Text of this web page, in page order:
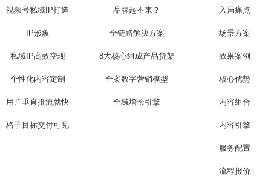
视频号私域IP打造
IP形象
私域IP高效变现
个性化内容定制
用户垂直推流就快
格子目标交付可见
品牌起不来？
全链路解决方案
8大核心组成产品货架
全案数字营销模型
全域增长引擎
入局痛点
场景方案
效果案例
核心优势
内容组合
内容引擎
服务配置
流程报价